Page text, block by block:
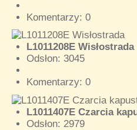
Komentarzy: 0
L1011208E Wisłostrada
Odsłon: 3045
Komentarzy: 0
L1011407E Czarcia
Odsłon: 2979